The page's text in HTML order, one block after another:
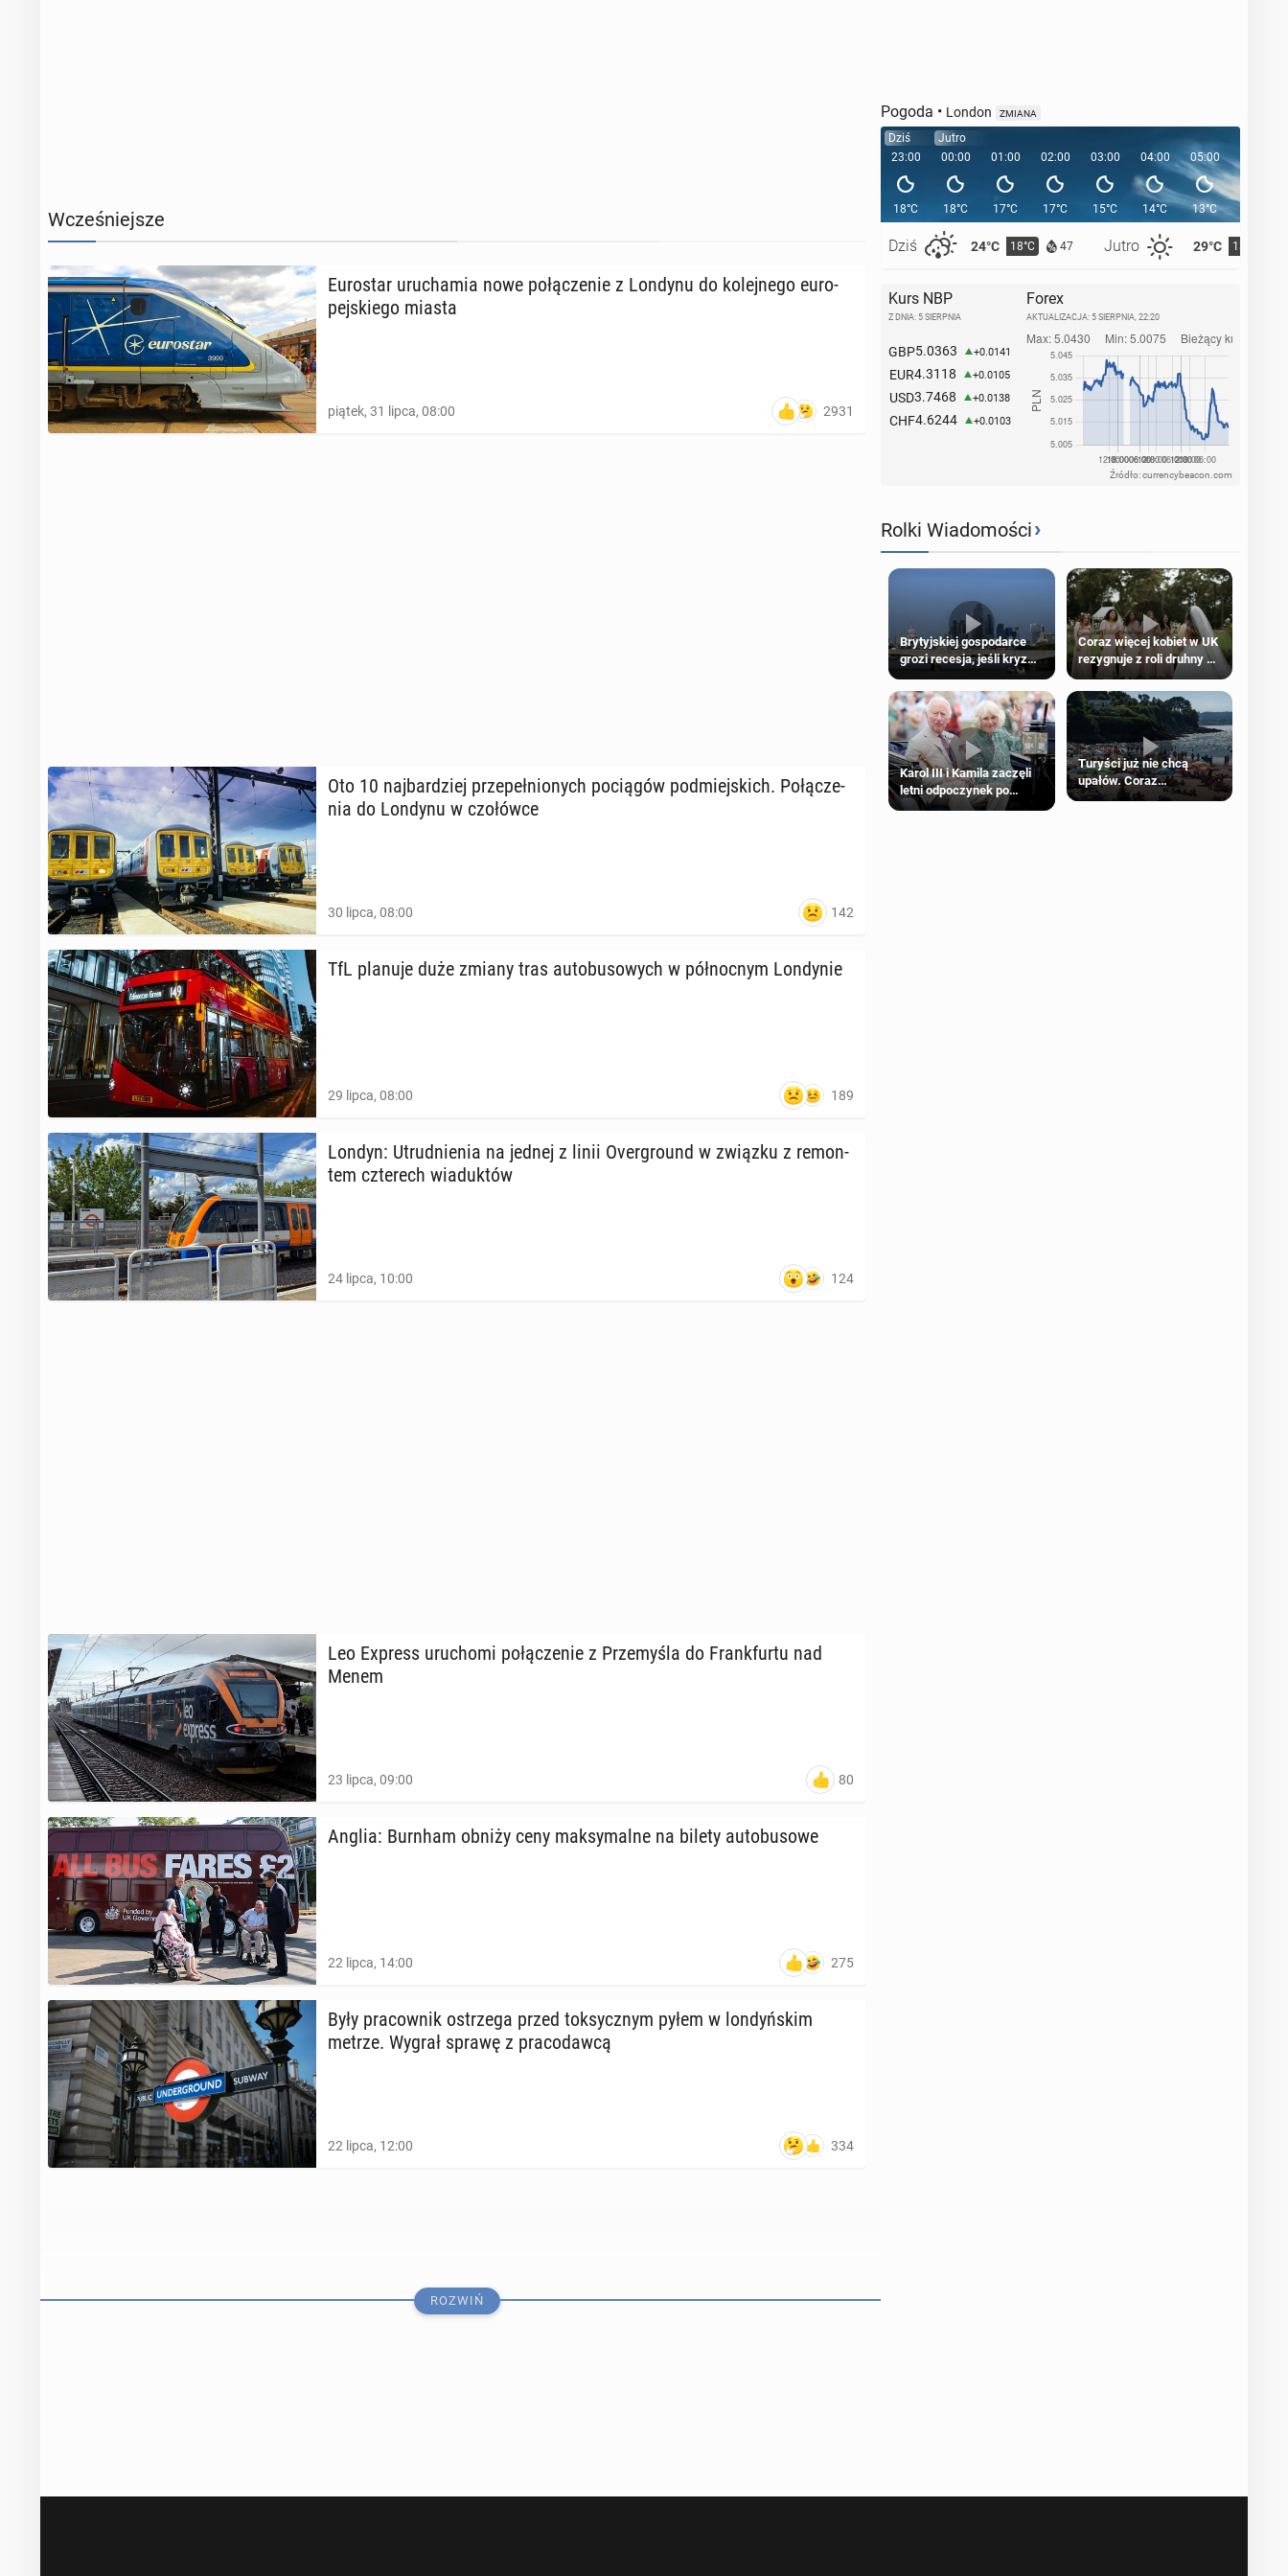
Wcześniejsze
Eu­ro­star uru­cha­mia nowe po­łą­cze­nie z Londynu do ko­lej­ne­go eu­ro­
pej­skie­go miasta
piątek, 31 lipca, 08:00 2931
Oto 10 naj­bar­dziej prze­peł­nio­nych po­cią­gów pod­miej­skich. Po­łą­cze­
nia do Londynu w czo­łów­ce
30 lipca, 08:00 142
TfL planuje duże zmiany tras au­to­bu­so­wych w pół­noc­nym Lon­dy­nie
29 lipca, 08:00 189
Londyn: Utrud­nie­nia na jednej z linii Over­gro­und w związku z re­mon­
tem czte­rech wia­duk­tów
24 lipca, 10:00 124
Leo Express uru­cho­mi po­łą­cze­nie z Prze­my­śla do Frank­fur­tu nad
Menem
23 lipca, 09:00 80
Anglia: Burnham obniży ceny mak­sy­mal­ne na bilety au­to­bu­so­we
22 lipca, 14:00 275
Były pra­cow­nik ostrze­ga przed tok­sycz­nym pyłem w lon­dyń­skim
metrze. Wygrał sprawę z pra­co­daw­cą
22 lipca, 12:00 334
ROZWIŃ
Pogoda • London ZMIANA
Dziś
23:00
18°C
Dziś 24°C 18°C 47 Jutro 29°C 13°C
Jutro
00:00
18°C
01:00
17°C
02:00
17°C
03:00
15°C
04:00
14°C
05:00
13°C
Kurs NBP
Z DNIA: 5 SIERPNIA
GBP5.0363 +0.0141
EUR4.3118 +0.0105
USD3.7468 +0.0138
CHF4.6244 +0.0103
Forex
AKTUALIZACJA: 5 SIERPNIA, 22:20
Źródło: currencybeacon.com
Rolki Wiadomości›
Brytyjskiej gospodarce
grozi recesja, jeśli kryzys
na Bliskim Wschodzie się
przedłuży
Coraz więcej kobiet w UK
rezygnuje z roli druhny na
ślubie
Karol III i Kamila zaczęli
letni odpoczynek po
Igrzyskach Wspólnoty w
Turyści już nie chcą
upałów. Coraz
popularniejsze